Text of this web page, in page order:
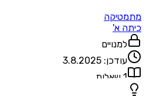
מתמטיקה
כיתה א'
למנויים
עודכן: 3.8.2025
1 שאלות